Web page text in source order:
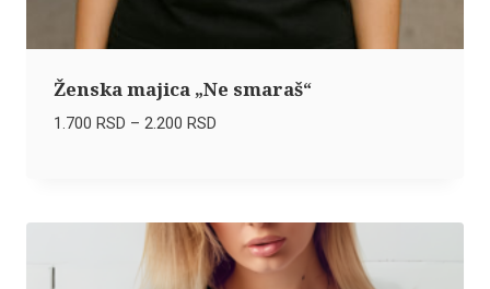
Ženska majica „Ne smaraš“
1.700 RSD – 2.200 RSDRaspon
do
2.200 RSD